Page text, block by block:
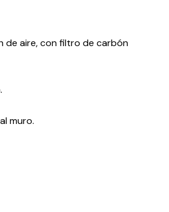
de aire, con filtro de carbón
muro.